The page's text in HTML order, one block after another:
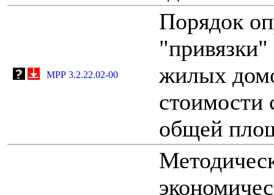
МРР 3.2.22.02-00
Порядок
жилых
стоимости
общей